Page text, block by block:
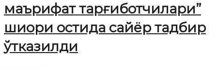
маърифат тарғиботчилари”
шиори остида сайёр тадбир
ўтказилди